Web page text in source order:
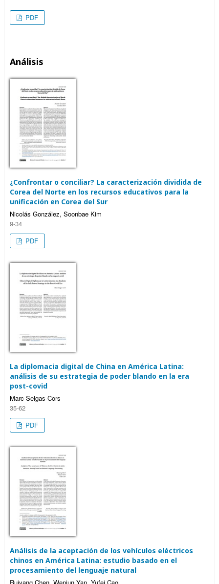
PDF
Análisis
¿Confrontar o conciliar? La caracterización dividida de
Corea del Norte en los recursos educativos para la
unificación en Corea del Sur
Nicolás González, Soonbae Kim
9-34
PDF
La diplomacia digital de China en América Latina:
análisis de su estrategia de poder blando en la era
post-covid
Marc Selgas-Cors
35-62
PDF
Análisis de la aceptación de los vehículos eléctricos
chinos en América Latina: estudio basado en el
procesamiento del lenguaje natural
Ruiyang Chen, Wenjun Yan, Yufei Cao